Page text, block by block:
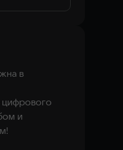
в
цифрового
и